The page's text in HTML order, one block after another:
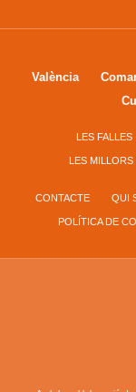
València
LES FALLES
LES
CONTACTE QUI
POLÍTICA DE